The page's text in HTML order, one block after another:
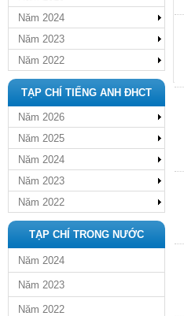
Năm 2024
Năm 2023
Năm 2022
TẠP CHÍ TIẾNG ANH ĐHCT
Năm 2026
Năm 2025
Năm 2024
Năm 2023
Năm 2022
TẠP CHÍ TRONG NƯỚC
Năm 2024
Năm 2023
Năm 2022